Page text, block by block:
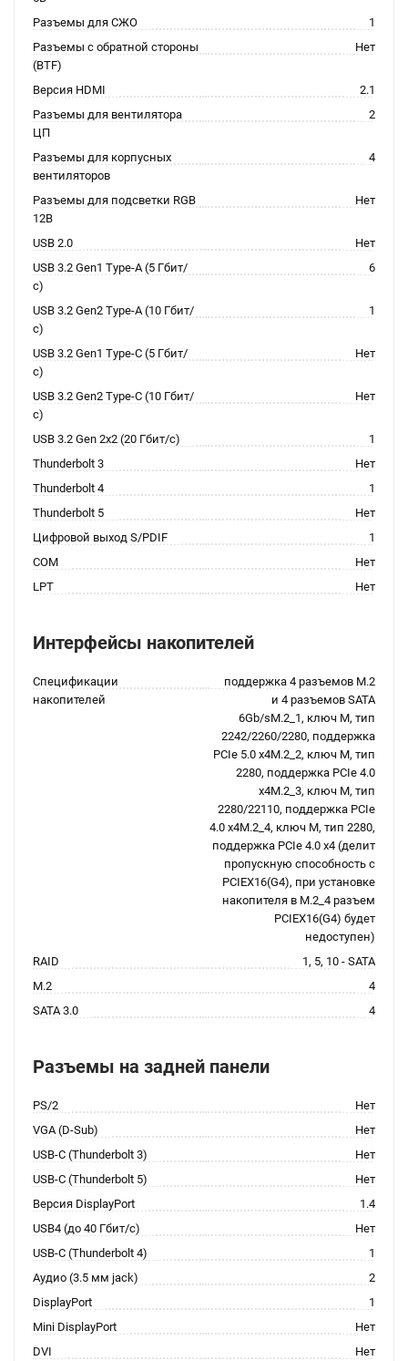
Разъемы для СЖО
1
Разъемы с обратной стороны
(BTF)
Нет
Версия HDMI
2.1
Разъемы для вентилятора
ЦП
2
Разъемы для корпусных
вентиляторов
4
Разъемы для подсветки RGB
12В
Нет
USB 2.0
Нет
USB 3.2 Gen1 Type-A (5 Гбит/
с)
6
USB 3.2 Gen2 Type-A (10 Гбит/
с)
1
USB 3.2 Gen1 Type-C (5 Гбит/
с)
Нет
USB 3.2 Gen2 Type-C (10 Гбит/
с)
Нет
USB 3.2 Gen 2x2 (20 Гбит/с)
1
Thunderbolt 3
Нет
Thunderbolt 4
1
Thunderbolt 5
Нет
Цифровой выход S/PDIF
1
COM
Нет
LPT
Нет
Интерфейсы накопителей
Спецификации
накопителей
поддержка 4 разъемов M.2
и 4 разъемов SATA
6Gb/sM.2_1, ключ M, тип
2242/2260/2280, поддержка
PCIe 5.0 x4M.2_2, ключ M, тип
2280, поддержка PCIe 4.0
x4M.2_3, ключ M, тип
2280/22110, поддержка PCIe
4.0 x4M.2_4, ключ M, тип 2280,
поддержка PCIe 4.0 x4 (делит
пропускную способность с
PCIEX16(G4), при установке
накопителя в M.2_4 разъем
PCIEX16(G4) будет
недоступен)
RAID
1, 5, 10 - SATA
M.2
4
SATA 3.0
4
Разъемы на задней панели
PS/2
Нет
VGA (D-Sub)
Нет
USB-C (Thunderbolt 3)
Нет
USB-C (Thunderbolt 5)
Нет
Версия DisplayPort
1.4
USB4 (до 40 Гбит/с)
Нет
USB-C (Thunderbolt 4)
1
Аудио (3.5 мм jack)
2
DisplayPort
1
Mini DisplayPort
Нет
DVI
Нет